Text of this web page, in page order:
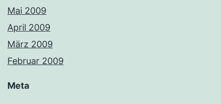
Mai 2009
April 2009
März 2009
Februar 2009
Meta